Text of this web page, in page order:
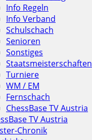
Info Regeln
Info Verband
Schulschach
Senioren
Sonstiges
Staatsmeisterschaften
Turniere
WM / EM
Fernschach
ChessBase TV Austria
TV Austria
Chronik